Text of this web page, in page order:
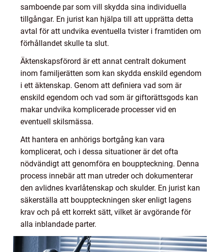
samboende par som vill skydda sina individuella
tillgångar. En jurist kan hjälpa till att upprätta detta
avtal för att undvika eventuella tvister i framtiden om
förhållandet skulle ta slut.
Äktenskapsförord är ett annat centralt dokument
inom familjerätten som kan skydda enskild egendom
i ett äktenskap. Genom att definiera vad som är
enskild egendom och vad som är giftorättsgods kan
makar undvika komplicerade processer vid en
eventuell skilsmässa.
Att hantera en anhörigs bortgång kan vara
komplicerat, och i dessa situationer är det ofta
nödvändigt att genomföra en bouppteckning. Denna
process innebär att man utreder och dokumenterar
den avlidnes kvarlåtenskap och skulder. En jurist kan
säkerställa att bouppteckningen sker enligt lagens
krav och på ett korrekt sätt, vilket är avgörande för
alla inblandade parter.